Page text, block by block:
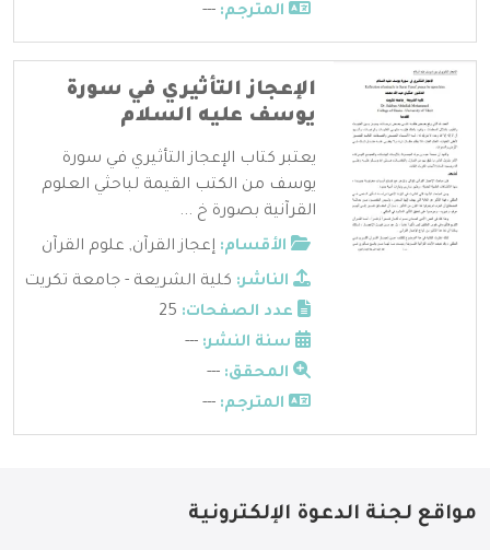
المترجم: ---
الإعجاز التأثيري في سورة
يوسف عليه السلام
يعتبر كتاب الإعجاز التأثيري في سورة
يوسف من الكتب القيمة لباحثي العلوم
القرآنية بصورة خ ...
الأقسام: إعجاز القرآن, علوم القرآن
الناشر: كلية الشريعة - جامعة تكريت
عدد الصفحات:
سنة النشر: ---
المحقق: ---
المترجم: ---
مواقع لجنة الدعوة الإلكترونية